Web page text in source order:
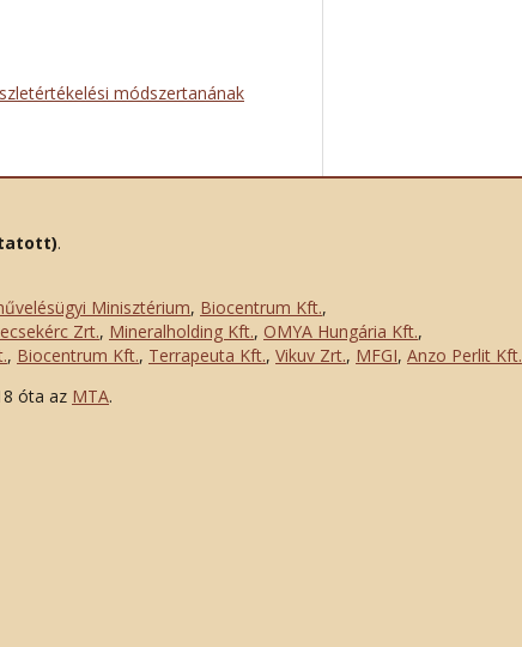
módszertanának
.
Minisztérium, Biocentrum Kft.,
Zrt., Mineralholding Kft., OMYA Hungária Kft.,
, Biocentrum Kft., Terrapeuta Kft., Vikuv Zrt., MFGI, Anzo Perlit Kft.
óta az MTA.